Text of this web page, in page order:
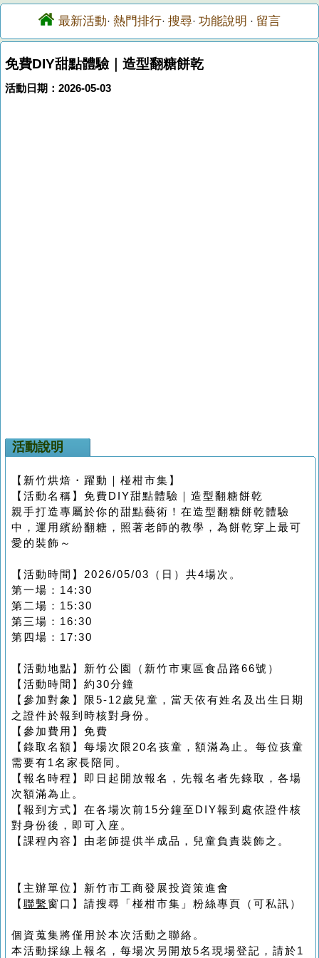
最新活動· 熱門排行· 搜尋· 功能說明 · 留言
免費DIY甜點體驗｜造型翻糖餅乾
活動日期：2026-05-03
活動說明
【新竹烘焙・躍動｜椪柑市集】
【活動名稱】免費DIY甜點體驗｜造型翻糖餅乾
親手打造專屬於你的甜點藝術！在造型翻糖餅乾體驗
中，運用繽紛翻糖，照著老師的教學，為餅乾穿上最可
愛的裝飾～
【活動時間】2026/05/03（日）共4場次。
第一場：14:30
第二場：15:30
第三場：16:30
第四場：17:30
【活動地點】新竹公園（新竹市東區食品路66號）
【活動時間】約30分鐘
【參加對象】限5-12歲兒童，當天依有姓名及出生日期
之證件於報到時核對身份。
【參加費用】免費
【錄取名額】每場次限20名孩童，額滿為止。每位孩童
需要有1名家長陪同。
【報名時程】即日起開放報名，先報名者先錄取，各場
次額滿為止。
【報到方式】在各場次前15分鐘至DIY報到處依證件核
對身份後，即可入座。
【課程內容】由老師提供半成品，兒童負責裝飾之。
【主辦單位】新竹市工商發展投資策進會
【 聯繫窗口】請搜尋「椪柑市集」粉絲專頁（可私訊）
個資蒐集將僅用於本次活動之聯絡。
本活動採線上報名，每場次另開放5名現場登記，請於1